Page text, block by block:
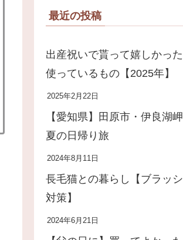
最近の投稿
出産祝いで貰って嬉しかっ
使っているもの【2025年】
2025年2月22日
【愛知県】田原市・伊良湖
夏の日帰り旅
2024年8月11日
長毛猫との暮らし【ブラッ
対策】
2024年6月21日